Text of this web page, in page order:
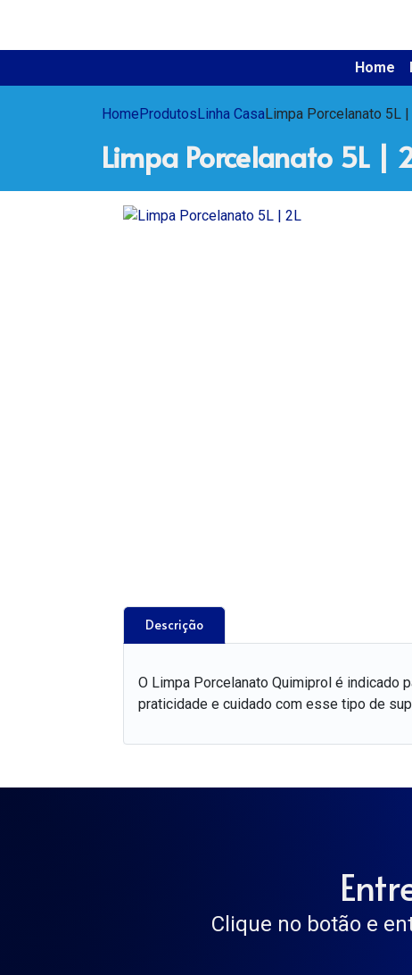
Home
HomeProdutosLinha CasaLimpa Porcelanato 5L
Limpa Porcelanato 5L |
Descrição
O Limpa Porcelanato Quimiprol é indicado
praticidade e cuidado com esse tipo de
Clique no botão e